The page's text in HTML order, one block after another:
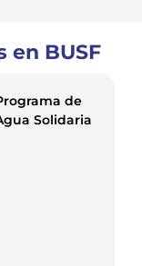
en BUSF
de
Solidaria